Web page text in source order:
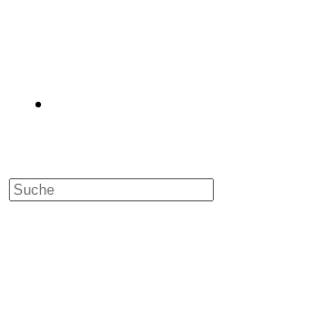
Search
this